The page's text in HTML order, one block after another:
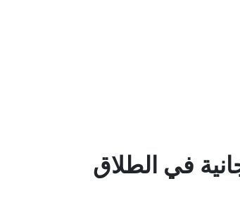
في الطلاق